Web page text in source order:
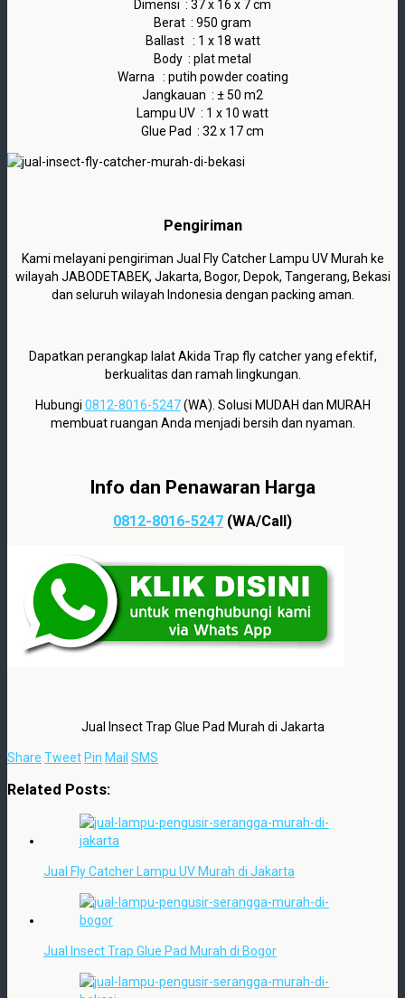
Dimensi : 37 x 16 x 7 cm
Berat : 950 gram
Ballast : 1 x 18 watt
Body : plat metal
Warna : putih powder coating
Jangkauan : ± 50 m2
Lampu UV : 1 x 10 watt
Glue Pad : 32 x 17 cm
Pengiriman
Kami melayani pengiriman Jual Fly Catcher Lampu UV Murah ke
wilayah JABODETABEK, Jakarta, Bogor, Depok, Tangerang, Bekasi
dan seluruh wilayah Indonesia dengan packing aman.
Dapatkan perangkap lalat Akida Trap fly catcher yang efektif,
berkualitas dan ramah lingkungan.
Hubungi 0812-8016-5247(WA). Solusi MUDAH dan MURAH
membuat ruangan Anda menjadi bersih dan nyaman.
Info dan Penawaran Harga
0812-8016-5247 (WA/Call)
Jual Insect Trap Glue Pad Murah di Jakarta
Share TweetPin Mail SMS
Related Posts:
Jual Fly Catcher Lampu UV Murah di Jakarta
Jual Insect Trap Glue Pad Murah di Bogor